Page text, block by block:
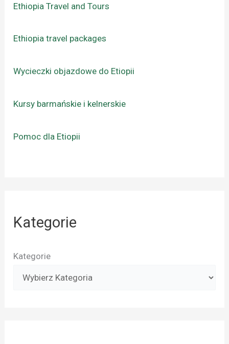
Ethiopia Travel and Tours
Ethiopia travel packages
Wycieczki objazdowe do Etiopii
Kursy barmańskie i kelnerskie
Pomoc dla Etiopii
Kategorie
Kategorie